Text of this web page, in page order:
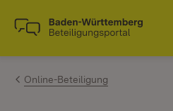
Zum Inhalt springen
Link zur Startseite
Online-Beteiligung